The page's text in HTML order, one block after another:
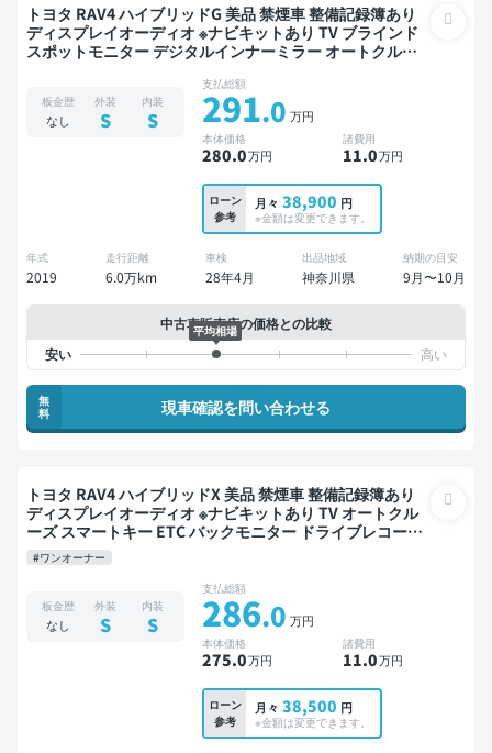
トヨタ RAV4 ハイブリッドG 美品 禁煙車 整備記録簿あり
ディスプレイオーディオ ※ナビキットあり TV ブラインド
スポットモニター デジタルインナーミラー オートクルー
ニター ドライブレコーダー 衝突軽減
板金歴
なし
外装
S
内装
S
支払総額
291.0 万円
本体価格
280.0万円
諸費用
11.0万円
ローン
参考
月々 38,900 円
※金額は変更できます。
年式
2019
走行距離
6.0万km
車検
28年4月
出品地域
神奈川県
納期の目安
9月〜10月
中古車販売店の価格との比較
平均相場
無
料
現車確認を問い合わせる
トヨタ RAV4 ハイブリッドX 美品 禁煙車 整備記録簿あり
ディスプレイオーディオ ※ナビキットあり TV オートクル
ーズ スマートキー ETC バックモニター ドライブレコーダ
ー 衝突軽減
#ワンオーナー
板金歴
なし
外装
S
内装
S
支払総額
286.0 万円
本体価格
275.0万円
諸費用
11.0万円
ローン
参考
月々 38,500 円
※金額は変更できます。